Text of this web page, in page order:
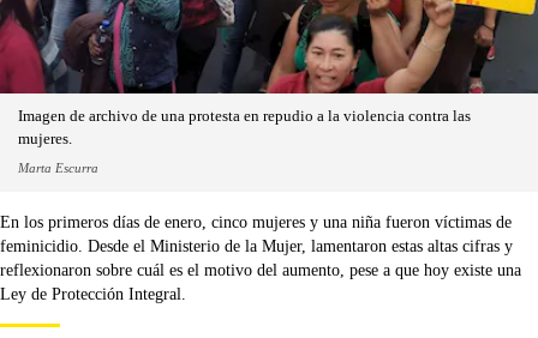
Imagen de archivo de una protesta en repudio a la violencia contra las
mujeres.
Marta Escurra
En los primeros días de enero, cinco mujeres y una niña fueron víctimas de
feminicidio. Desde el Ministerio de la Mujer, lamentaron estas altas cifras y
reflexionaron sobre cuál es el motivo del aumento, pese a que hoy existe una
Ley de Protección Integral.